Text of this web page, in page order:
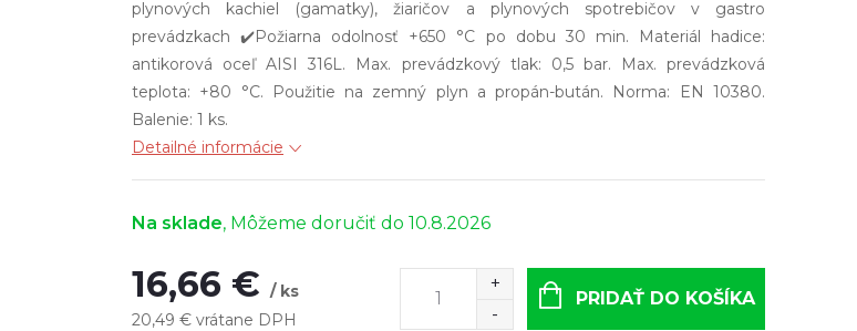
plynových kachiel (gamatky), žiaričov a plynových spotrebičov v gastro
prevádzkach ✔️Požiarna odolnosť +650 °C po dobu 30 min. Materiál hadice:
antikorová oceľ AISI 316L. Max. prevádzkový tlak: 0,5 bar. Max. prevádzková
teplota: +80 °C. Použitie na zemný plyn a propán-bután. Norma: EN 10380.
Balenie: 1 ks.
Detailné informácie
Na sklade 10.8.2026
16,66 € / ks
20,49 € vrátane DPH
PRIDAŤ DO KOŠÍKA